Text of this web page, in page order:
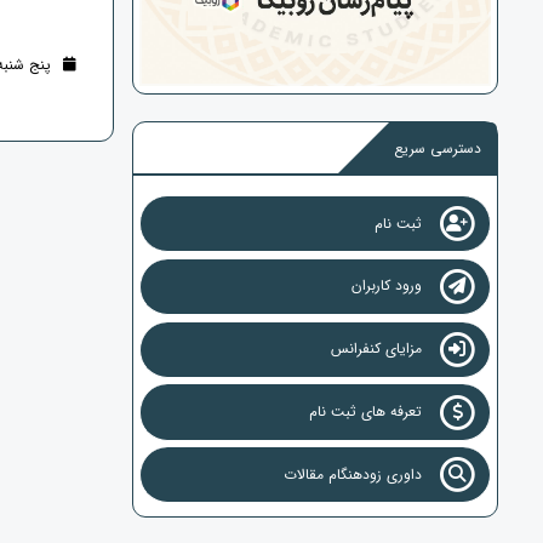
دسترسی سریع
ثبت نام
ورود کاربران
مزایای کنفرانس
تعرفه های ثبت نام
داوری زودهنگام مقالات
پنج شنبه 11 اردیبهشت 1404 (1